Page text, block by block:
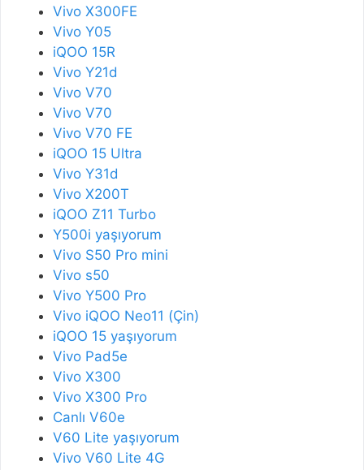
Vivo X300FE
Vivo Y05
iQOO 15R
Vivo Y21d
Vivo V70
Vivo V70
Vivo V70 FE
iQOO 15 Ultra
Vivo Y31d
Vivo X200T
iQOO Z11 Turbo
Y500i yaşıyorum
Vivo S50 Pro mini
Vivo s50
Vivo Y500 Pro
Vivo iQOO Neo11 (Çin)
iQOO 15 yaşıyorum
Vivo Pad5e
Vivo X300
Vivo X300 Pro
Canlı V60e
V60 Lite yaşıyorum
Vivo V60 Lite 4G